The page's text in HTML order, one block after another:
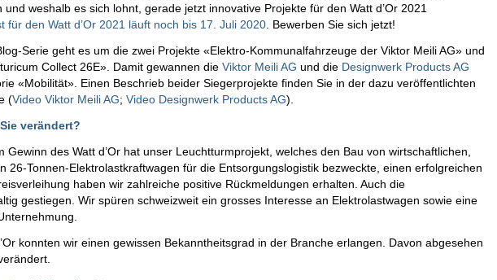
weshalb es sich lohnt, gerade jetzt innovative Projekte für den Watt d’Or 2021
für den Watt d’Or 2021 läuft noch bis 17. Juli 2020. Bewerben Sie sich jetzt!
Serie geht es um die zwei Projekte «Elektro-Kommunalfahrzeuge der Viktor Meili AG» und
Collect 26E». Damit gewannen die Viktor Meili AG und die Designwerk Products AG
«Mobilität». Einen Beschrieb beider Siegerprojekte finden Sie in der dazu veröffentlichten
(Video Viktor Meili AG; Video Designwerk Products AG).
verändert?
Gewinn des Watt d’Or hat unser Leuchtturmprojekt, welches den Bau von wirtschaftlichen,
26-Tonnen-Elektrolastkraftwagen für die Entsorgungslogistik bezweckte, einen erfolgreichen
haben wir zahlreiche positive Rückmeldungen erhalten. Auch die
gestiegen. Wir spüren schweizweit ein grosses Interesse an Elektrolastwagen sowie eine
konnten wir einen gewissen Bekanntheitsgrad in der Branche erlangen. Davon abgesehen